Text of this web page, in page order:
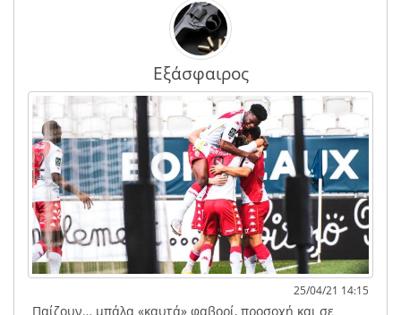
Εξάσφαιρος
25/04/21 14:15
Παίζουν… μπάλα «καυτά» φαβορί, προσοχή και σε